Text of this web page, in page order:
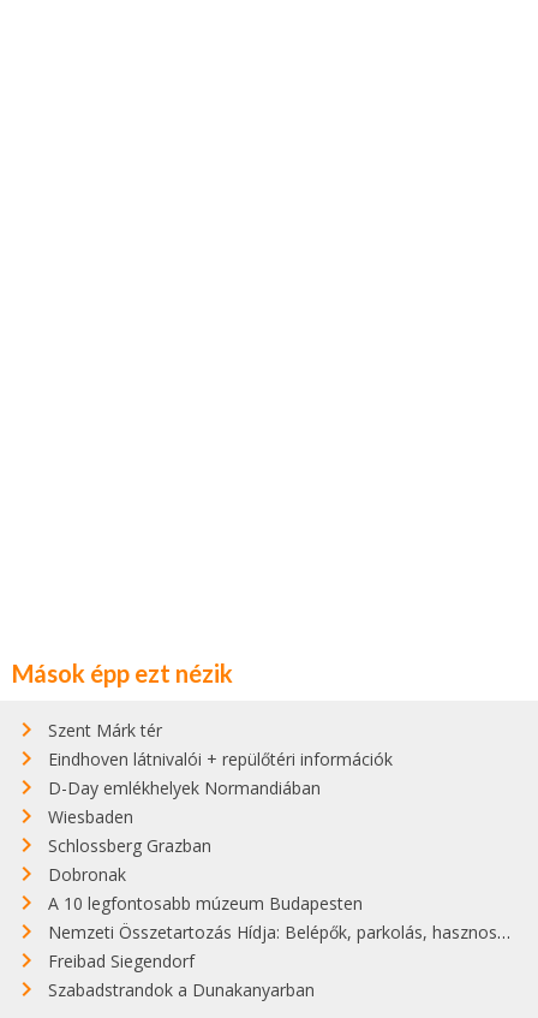
Mások épp ezt nézik
Szent Márk tér
Eindhoven látnivalói + repülőtéri információk
D-Day emlékhelyek Normandiában
Wiesbaden
Schlossberg Grazban
Dobronak
A 10 legfontosabb múzeum Budapesten
Nemzeti Összetartozás Hídja: Belépők, parkolás, hasznos infók
Freibad Siegendorf
Szabadstrandok a Dunakanyarban